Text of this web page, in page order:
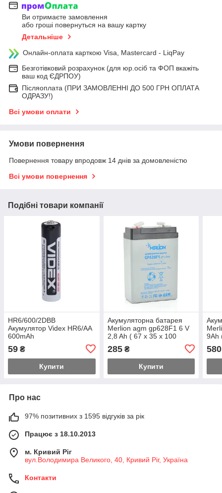
Ви отримаєте замовлення
або гроші повернуться на вашу картку
Детальніше
Онлайн-оплата карткою Visa, Mastercard - LiqPay
Безготівковий розрахунок (для юр.осіб та ФОП вкажіть
ваш код ЄДРПОУ)
Післяоплата (ПРИ ЗАМОВЛЕННІ ДО 500 ГРН ОПЛАТА
ОДРАЗУ!)
Всі умови оплати
Умови повернення
Повернення товару впродовж 14 днів за домовленістю
Всі умови повернення
Подібні товари компанії
HR6/600/2DBB
Акумулятор Videx HR6/AA
600mAh
59 ₴
Купити
Акумуляторна батарея
Merlion agm gp628F1 6 V
2,8 Ah ( 67 x 35 x 100
285₴
Купити
9Ah
580
Про нас
97% позитивних з 1595 відгуків за рік
Працює з 18.10.2013
м. Кривий Ріг
вул.Володимира Великого, 40, Кривий Ріг, Україна
Контакти